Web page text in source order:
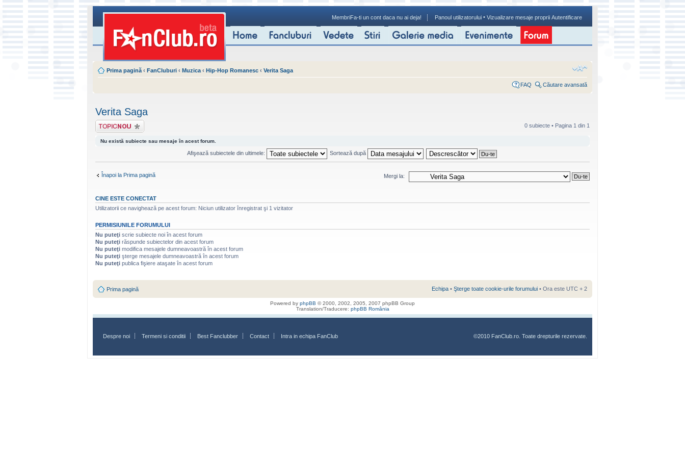
MembriFa-ti un cont daca nu ai deja! Panoul utilizatorului • Vizualizare mesaje proprii Autentificare
Prima pagină ‹ FanCluburi ‹ Muzica ‹ Hip-Hop Romanesc ‹ Verita Saga
FAQ Căutare avansată
Verita Saga
Scrie un subiect
nou
0 subiecte • Pagina 1 din 1
Nu există subiecte sau mesaje în acest forum.
Afişează subiectele din ultimele: Sortează după
Înapoi la Prima pagină Mergi la:
CINE ESTE CONECTAT
Utilizatorii ce navighează pe acest forum: Niciun utilizator înregistrat şi 1 vizitator
PERMISIUNILE FORUMULUI
Nu puteţi scrie subiecte noi în acest forum
Nu puteţi răspunde subiectelor din acest forum
Nu puteţi modifica mesajele dumneavoastră în acest forum
Nu puteţi şterge mesajele dumneavoastră în acest forum
Nu puteţi publica fişiere ataşate în acest forum
Prima pagină Echipa • Şterge toate cookie-urile forumului • Ora este UTC + 2
Powered by phpBB © 2000, 2002, 2005, 2007 phpBB Group
Translation/Traducere: phpBB România
Despre noi Termeni si conditii Best Fanclubber Contact Intra in echipa FanClub ©2010 FanClub.ro. Toate drepturile rezervate.